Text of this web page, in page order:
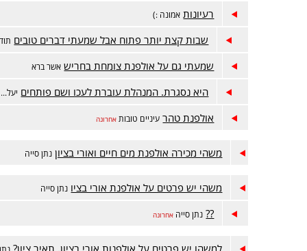
רעיונות אמונה :)
שבות קצת יותר פתוח אבל שמעתי דברים טובים
שמעתי גם על אולפנת צומחת בחריש אשר ברא
היא נסגרת. המנהלת עוברת לעכו ושם פותחים יעל...
אולפנת טהר עיניים טובות אחרונה
משהי מכירה אולפנת מים חיים ואורי בציון נתן סייה
משהי יש פרטים על אולפנת אורי בציו נתן סייה
?? נתן סייה אחרונה
למשהו יש פרטים על אולפנות אורי בציון, תאיר ציון?